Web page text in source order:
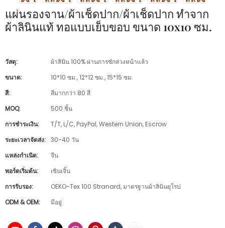
แผ่นรองจาน/ผ้าเช็ดปาก/ผ้าเช็ดปาก ทำจาก
ผ้าลินินแท้ ทอแบบเย็บขอบ ขนาด 10x10 ซม.
วัสดุ:
ผ้าลินิน 100% ผ่านการซักล่วงหน้าแล้ว
ขนาด:
10*10 ซม., 12*12 ซม., 15*15 ซม.
สี:
สีมากกว่า 80 สี
MOQ:
500 ชิ้น
การชำระเงิน:
T/T, L/C, PayPal, Western Union, Escrow
ระยะเวลาจัดส่ง: 30-40 วัน
แหล่งกำเนิด:
จีน
พอร์ตเริ่มต้น:
เซินเจิ้น
การรับรอง:
OEKO-Tex 100 Stranard, มาตรฐานผ้าลินินยุโรป
ODM & OEM:
มีอยู่